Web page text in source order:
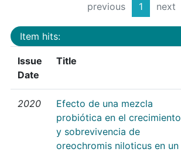
previous 1 next
Item hits:
Issue
Date
Title
2020
Efecto de una mezcla
probiótica en el crecimiento
y sobrevivencia de
oreochromis niloticus en un